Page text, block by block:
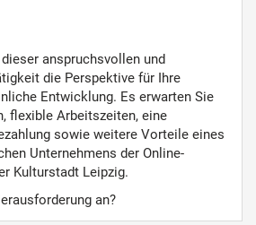
anspruchsvollen und
die Perspektive für Ihre
Entwicklung. Es erwarten Sie
flexible Arbeitszeiten, eine
sowie weitere Vorteile eines
Unternehmens der Online-
Kulturstadt Leipzig.
an?